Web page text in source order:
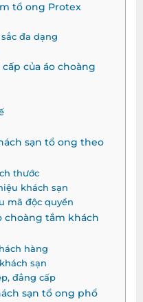
tổ ong Protex
đa dạng
của áo choàng
sạn tổ ong theo
thước
khách sạn
mã độc quyền
choàng tắm khách
hàng
sạn
đẳng cấp
sạn tổ ong phổ